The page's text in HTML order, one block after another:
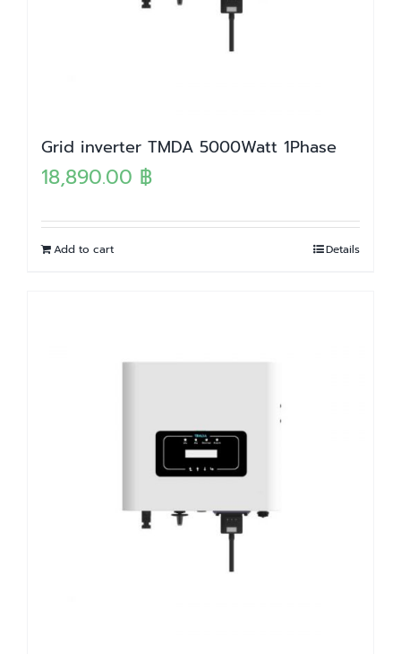
Grid inverter TMDA 5000Watt 1Phase
18,890.00 ฿
Add to cart Details